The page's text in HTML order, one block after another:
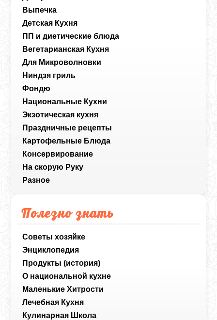
Выпечка
Детская Кухня
ПП и диетические блюда
Вегетарианская Кухня
Для Микроволновки
Ниндзя гриль
Фондю
Национальные Кухни
Экзотическая кухня
Праздничные рецепты
Картофельные Блюда
Консервирование
На скорую Руку
Разное
Полезно знать
Советы хозяйке
Энциклопедия
Продукты (история)
О национальной кухне
Маленькие Хитрости
Лечебная Кухня
Кулинарная Школа